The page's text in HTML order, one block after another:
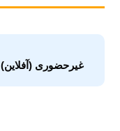
غیرحضوری (آفلاین)